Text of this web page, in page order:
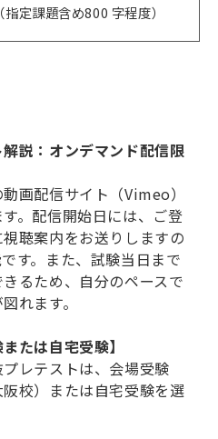
定課題含め800 字程度）
解説：オンデマンド配信限
画配信サイト（Vimeo）
。配信開始日には、ご登
聴案内をお送りしますの
す。また、試験当日まで
るため、自分のペースで
れます。
たは自宅受験】
レテストは、会場受験
阪校）または自宅受験を選